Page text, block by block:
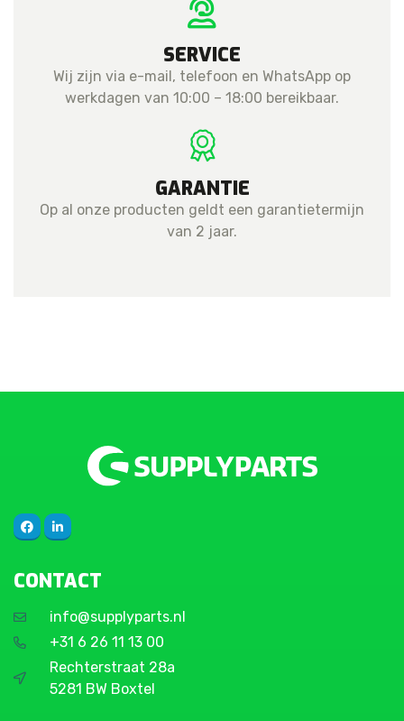
SERVICE
Wij zijn via e-mail, telefoon en WhatsApp op
werkdagen van 10:00 – 18:00 bereikbaar.
GARANTIE
Op al onze producten geldt een garantietermijn
van 2 jaar.
CONTACT
info@supplyparts.nl
+31 6 26 11 13 00
Rechterstraat 28a
5281 BW Boxtel